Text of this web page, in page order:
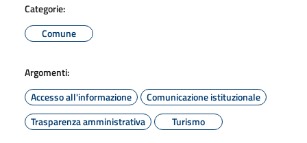
Categorie:
Comune
Argomenti:
Accesso all'informazione
Comunicazione istituzionale
Trasparenza amministrativa
Turismo